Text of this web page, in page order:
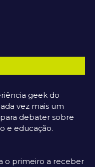
geek do
vez mais um
debater sobre
e educação.
o primeiro a receber